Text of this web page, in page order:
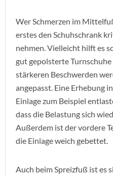
Wer Schmerzen im
erstes den Schuhschrank
nehmen. Vielleicht hilft es
gut gepolsterte Turnschuhe
stärkeren Beschwerden
angepasst. Eine Erhebung
Einlage zum Beispiel
dass die Belastung sich
Außerdem ist der vordere
die Einlage weich gebettet.
Auch beim Spreizfuß ist es